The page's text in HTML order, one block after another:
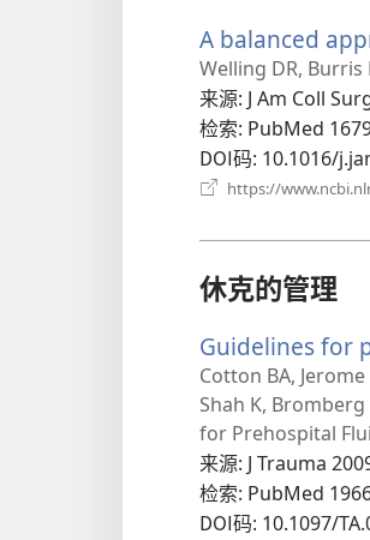
A balanced
Welling DR, Burris
来源‎: J Am Coll
检索‎: PubMed
DOI码‎: 10.1016/
https://
休克的管理
Guidelines for
Cotton BA,
Shah K,
for Prehospital
来源‎: J Trauma
检索‎: PubMed
DOI码‎: 10.1097/